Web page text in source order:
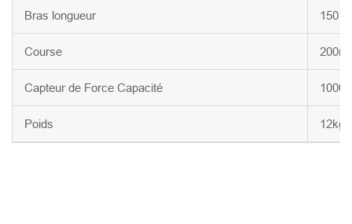
Bras longueur 150
Course
Capteur de Force Capacité
Poids 12kg